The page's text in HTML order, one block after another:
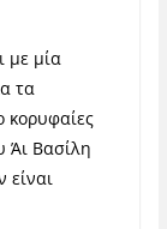
με μία
τα
κορυφαίες
Άι Βασίλη